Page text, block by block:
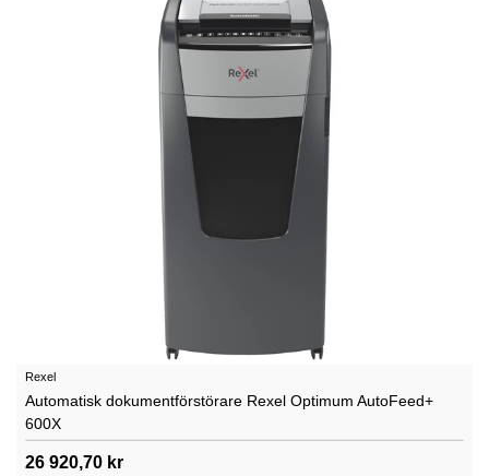
Rexel
Automatisk dokumentförstörare Rexel Optimum AutoFeed+
600X
26 920,70 kr